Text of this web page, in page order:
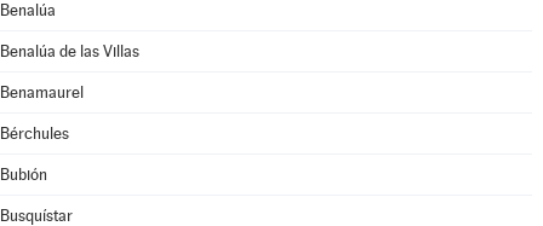
Benalúa
Benalúa de las Villas
Benamaurel
Bérchules
Bubión
Busquístar